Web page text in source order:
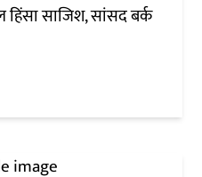
हिंसा साजिश, सांसद बर्क